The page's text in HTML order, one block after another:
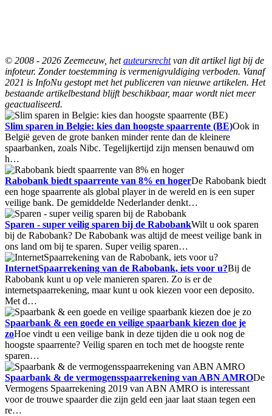
© 2008 - 2026 Zeemeeuw, hetauteursrechtvan dit artikel ligt bij de
infoteur. Zonder toestemming is vermenigvuldiging verboden. Vanaf
2021 is InfoNu gestopt met het publiceren van nieuwe artikelen. Het
bestaande artikelbestand blijft beschikbaar, maar wordt niet meer
geactualiseerd.
Slim sparen in Belgie: kies dan hoogste spaarrente (BE)Ook in
België geven de grote banken minder rente dan de kleinere
spaarbanken, zoals Nibc. Tegelijkertijd zijn mensen benauwd om
h…
Rabobank biedt spaarrente van 8% en hogerDe Rabobank biedt
een hoge spaarrente als global player in de wereld en is een super
veilige bank. De gemiddelde Nederlander denkt…
Sparen - super veilig sparen bij de RabobankWilt u ook sparen
bij de Rabobank? De Rabobank was altijd de meest veilige bank in
ons land om bij te sparen. Super veilig sparen…
InternetSpaarrekening van de Rabobank, iets voor u?Bij de
Rabobank kunt u op vele manieren sparen. Zo is er de
internetspaarrekening, maar kunt u ook kiezen voor een deposito.
Met d…
Spaarbank & een goede en veilige spaarbank kiezen doe je
zoHoe vindt u een veilige bank in deze tijden die u ook nog de
hoogste spaarrente? Veilig sparen en toch met de hoogste rente
sparen…
Spaarbank & de vermogensspaarrekening van ABN AMRODe
Vermogens Spaarrekening 2019 van ABN AMRO is interessant
voor de trouwe spaarder die zijn geld een jaar laat staan tegen een
re…